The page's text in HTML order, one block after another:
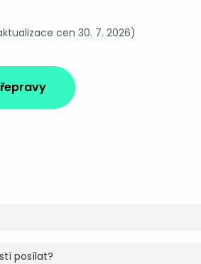
cen 30. 7. 2026)
posílat?